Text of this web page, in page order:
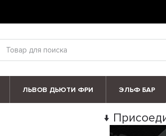
ЛЬВОВ ДЬЮТИ ФРИ ЭЛЬФ БАР
↓